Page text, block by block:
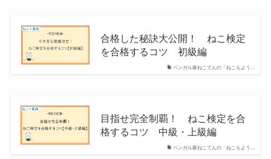
ベンガル家ねこてんの「ねこもよう…
合格した秘訣大公開！ ねこ検定
を合格するコツ 初級編
ベンガル家ねこてんの「ねこもよう…
目指せ完全制覇！ ねこ検定を合
格するコツ 中級・上級編